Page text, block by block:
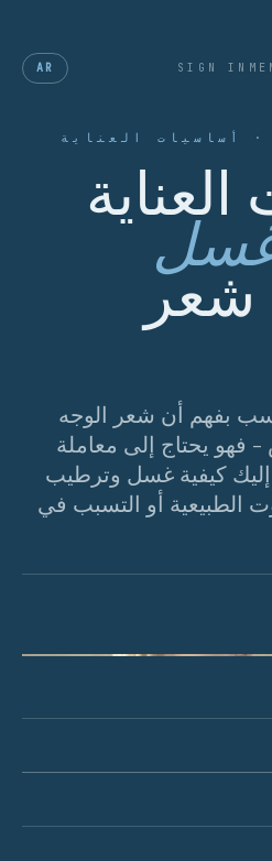
SIGN IN
AR
أساسيات العناية
شعر
بفهم أن شعر الوجه
يحتاج إلى معاملة
كيفية غسل وترطيب
الطبيعية أو التسبب في